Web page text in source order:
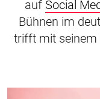
auf Social
Bühnen im
trifft mit seinem